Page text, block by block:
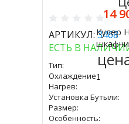
АРТИКУЛ:3468
ЕСТЬ В
Тип:
Охлаждение:
Нагрев:
Установка Бутыли:
Размер:
Особенность:
14
Купить
Кулер